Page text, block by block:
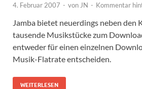
4. Februar 2007 - von JN - Kommentar
Jamba bietet neuerdings neben den
tausende Musikstücke zum
entweder für einen einzelnen
Musik-Flatrate entscheiden.
WEITERLESEN